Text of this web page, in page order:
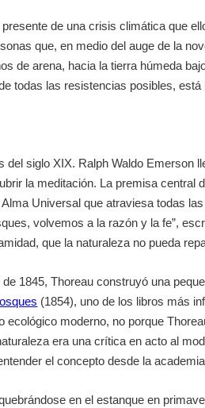
de una crisis climática que
que, en medio del auge de la
de arena, hacia la tierra húmeda
todas las resistencias posibles,
siglo XIX. Ralph Waldo Emerson
la meditación. La premisa
Universal que atraviesa todas
volvemos a la razón y la fe”,
que la naturaleza no pueda
1845, Thoreau construyó una
(1854), uno de los libros más
moderno, no porque
era una crítica en acto al
el concepto desde la
en el estanque en